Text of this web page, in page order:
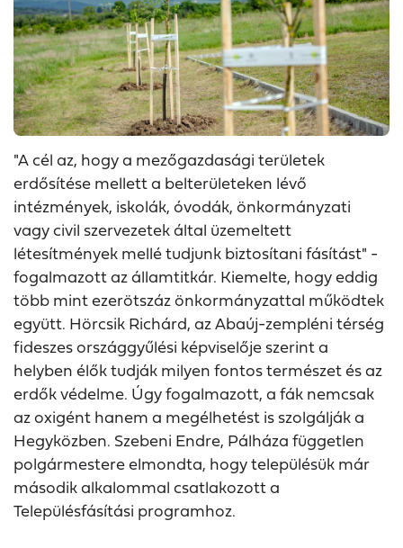
"A cél az, hogy a mezőgazdasági területek
erdősítése mellett a belterületeken lévő
intézmények, iskolák, óvodák, önkormányzati
vagy civil szervezetek által üzemeltett
létesítmények mellé tudjunk biztosítani fásítást" -
fogalmazott az államtitkár. Kiemelte, hogy eddig
több mint ezerötszáz önkormányzattal működtek
együtt. Hörcsik Richárd, az Abaúj-zempléni térség
fideszes országgyűlési képviselője szerint a
helyben élők tudják milyen fontos természet és az
erdők védelme. Úgy fogalmazott, a fák nemcsak
az oxigént hanem a megélhetést is szolgálják a
Hegyközben. Szebeni Endre, Pálháza független
polgármestere elmondta, hogy településük már
második alkalommal csatlakozott a
Településfásítási programhoz.